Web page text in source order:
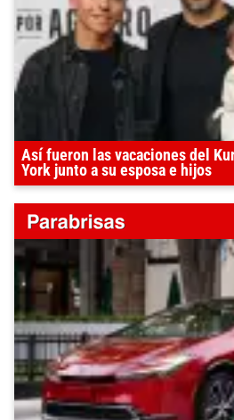
Así fueron las vacaciones del
York junto a su esposa e hijos